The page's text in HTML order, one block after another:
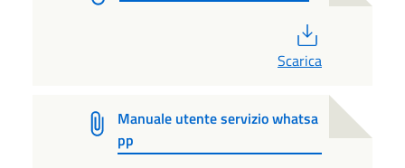
Scarica
Manuale utente servizio whatsa
pp